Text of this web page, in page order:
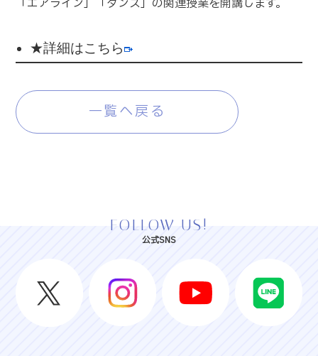
「エアライン」「ダンス」の関連授業を開講します。
★詳細はこちら
一覧へ戻る
FOLLOW US!
公式SNS